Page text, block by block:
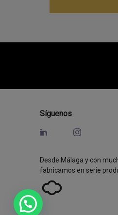
Síguenos
Desde Málaga y con
fabricamos en serie